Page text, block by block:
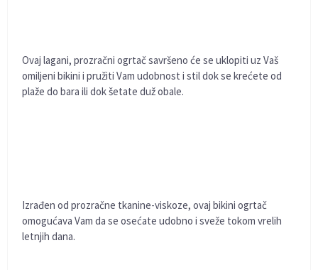
Ovaj lagani, prozračni ogrtač savršeno će se uklopiti uz Vaš
omiljeni bikini i pružiti Vam udobnost i stil dok se krećete od
plaže do bara ili dok šetate duž obale.
Izrađen od prozračne tkanine-viskoze, ovaj bikini ogrtač
omogućava Vam da se osećate udobno i sveže tokom vrelih
letnjih dana.